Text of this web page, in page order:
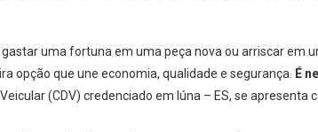
uma fortuna em uma peça nova ou arriscar em
opção que une economia, qualidade e segurança.
É
(CDV) credenciado em Iúna – ES, se apresenta